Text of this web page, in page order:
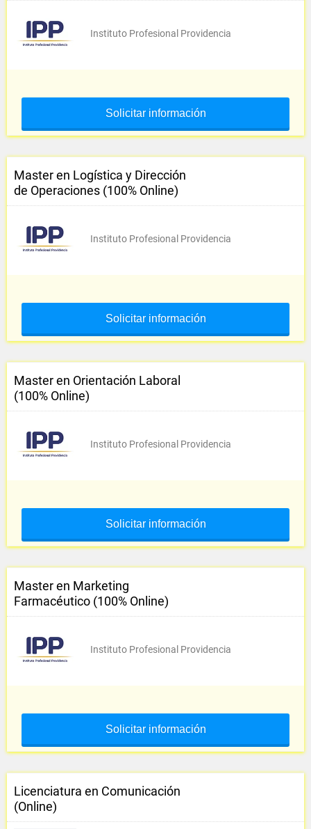
Instituto Profesional Providencia
Solicitar información
Master en Logística y Dirección
de Operaciones (100% Online)
Instituto Profesional Providencia
Solicitar información
Master en Orientación Laboral
(100% Online)
Instituto Profesional Providencia
Solicitar información
Master en Marketing
Farmacéutico (100% Online)
Instituto Profesional Providencia
Solicitar información
Licenciatura en Comunicación
(Online)